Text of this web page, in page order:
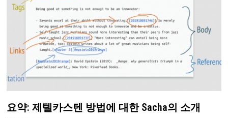
요약: 제텔카스텐 방법에 대한 Sacha의 소개